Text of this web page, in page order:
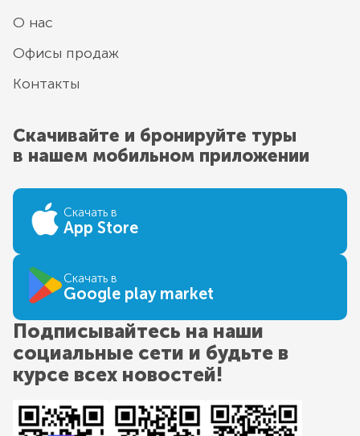
О нас
Офисы продаж
Контакты
Скачивайте и бронируйте туры
в нашем мобильном приложении
Скачать в
App Store
Скачать в
Google play market
Подписывайтесь на наши
социальные сети и будьте в
курсе всех новостей!